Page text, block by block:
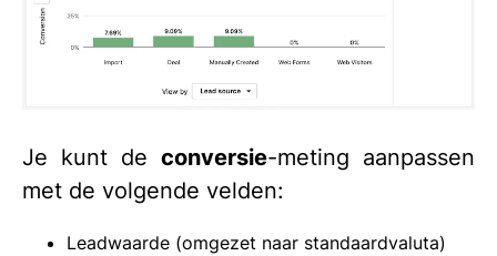
Je kunt de conversie-meting aanpassen
met de volgende velden:
Leadwaarde (omgezet naar standaardvaluta)